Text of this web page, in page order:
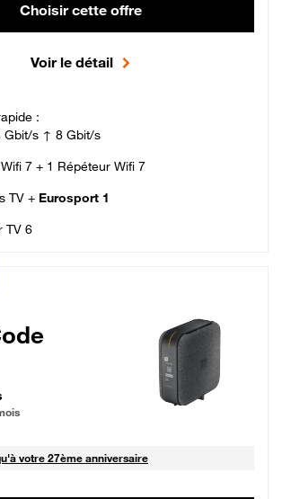
Choisir cette offre
Voir le détail
:
Gbit/s ↑ 8 Gbit/s
7 + 1 Répéteur Wifi 7
TV + Eurosport 1
TV 6
Fibre_18_26
0 mois puis 49,99 € par mois, Sans engagement
mois
votre 27ème anniversaire